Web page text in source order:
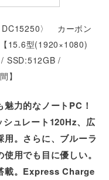
〉 カーボン
15.6型(1920×1080)
SSD:512GB /
】
魅力的なノートPC！
ュレート120Hz、広
。さらに、ブルーラ
用でも目に優しい。
載。Express Charge